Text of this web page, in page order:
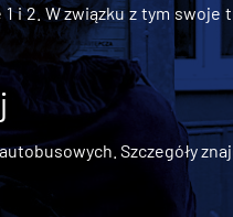
2. W związku z tym swoje
Szczegóły